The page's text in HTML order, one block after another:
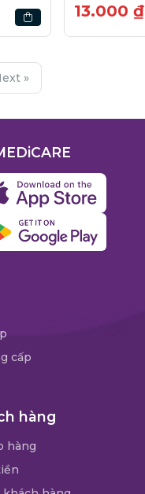
13.000 ₫
»
cấp
hàng
hàng